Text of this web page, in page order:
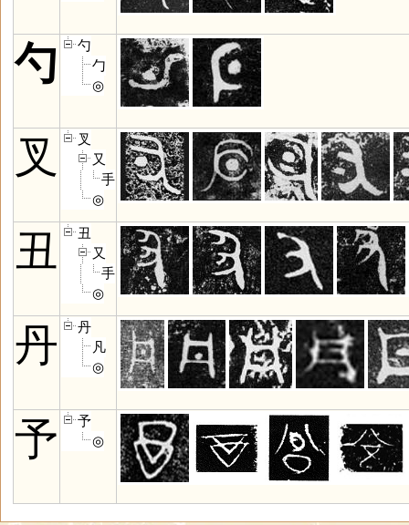
勺
勺
勹
◎
叉
叉
又
手
◎
丑
丑
又
手
◎
丹
丹
凡
◎
予
予
◎